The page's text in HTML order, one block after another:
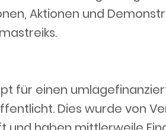
Aktionen und
für einen
Dies wurde von